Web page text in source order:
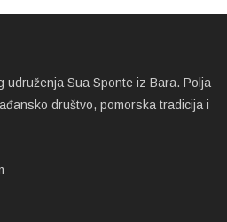
udruženja Sua Sponte iz Bara. Polja
društvo, pomorska tradicija i